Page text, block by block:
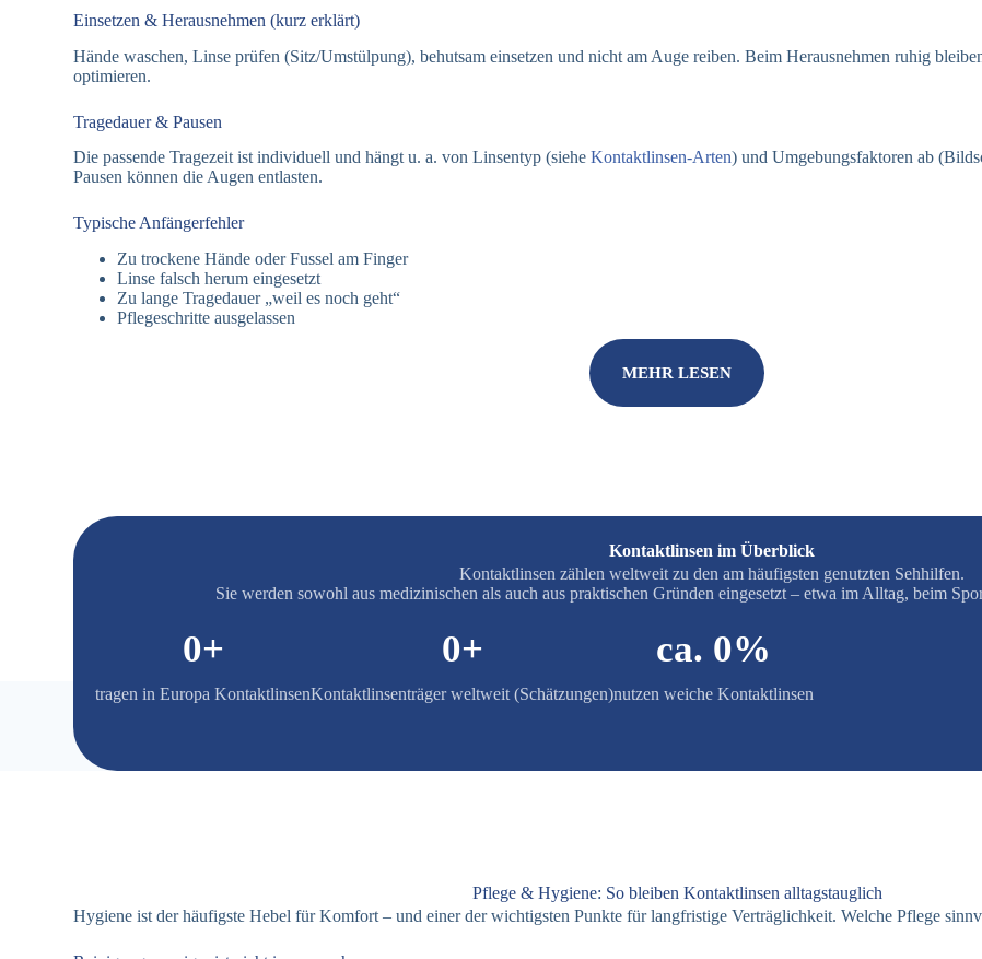
Einsetzen & Herausnehmen (kurz erklärt)
Hände waschen, Linse prüfen (Sitz/Umstülpung), behutsam einsetzen und nicht am Auge reiben. Beim Herausnehmen ruhig
optimieren.
Tragedauer & Pausen
Die passende Tragezeit ist individuell und hängt u. a. von Linsentyp (sieheKontaktlinsen-Arten) und Umgebungsfaktoren ab
Pausen können die Augen entlasten.
Typische Anfängerfehler
Zu trockene Hände oder Fussel am Finger
Linse falsch herum eingesetzt
Zu lange Tragedauer „weil es noch geht“
Pflegeschritte ausgelassen
MEHR LESEN
Kontaktlinsen im Überblick
Kontaktlinsen zählen weltweit zu den am häufigsten genutzten Sehhilfen.
Sie werden sowohl aus medizinischen als auch aus praktischen Gründen eingesetzt – etwa im Alltag, beim
tragen in Europa Kontaktlinsen
0+
Kontaktlinsenträger weltweit (Schätzungen)
0+
nutzen weiche Kontaktlinsen
ca. 0%
Pflege & Hygiene: So bleiben Kontaktlinsen alltagstauglich
Hygiene ist der häufigste Hebel für Komfort – und einer der wichtigsten Punkte für langfristige Verträglichkeit. Welche Pflege